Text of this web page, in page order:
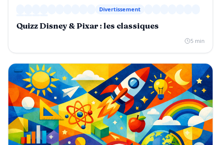
Divertissement
Quizz Disney & Pixar : les classiques
5 min